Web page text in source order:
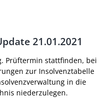
21.01.2021
Prüftermin stattfinden, bei
zur Insolvenztabelle
in die
niederzulegen.